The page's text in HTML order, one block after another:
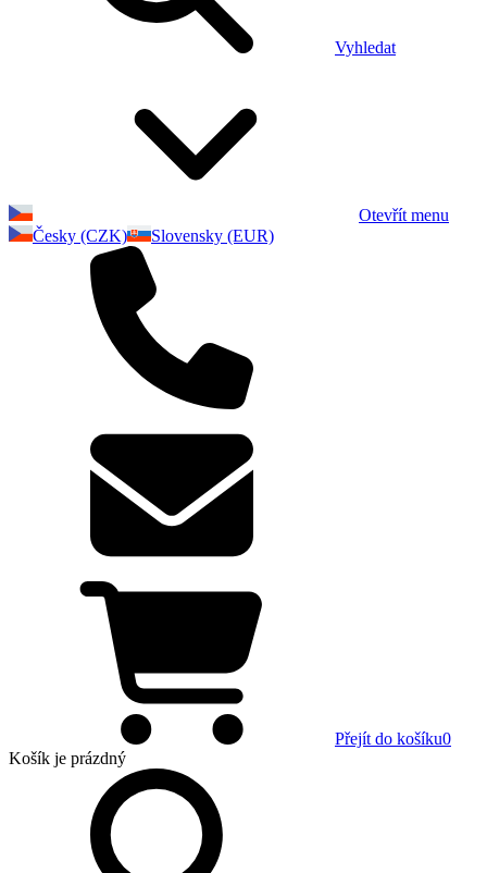
Vyhledat
Otevřít menu
Česky (CZK)
Slovensky (EUR)
Přejít do košíku0
Košík je prázdný